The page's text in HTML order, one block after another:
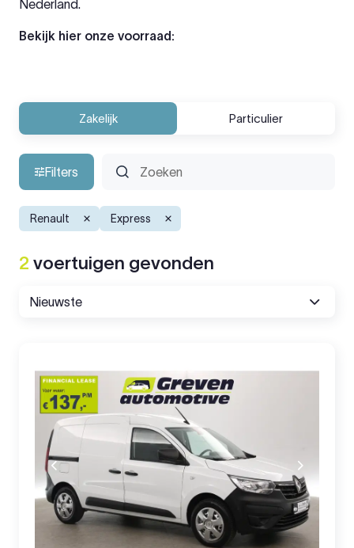
Nederland.
Bekijk hier onze voorraad:
Zakelijk Particulier
Filters
Renault Express
2 voertuigen gevonden